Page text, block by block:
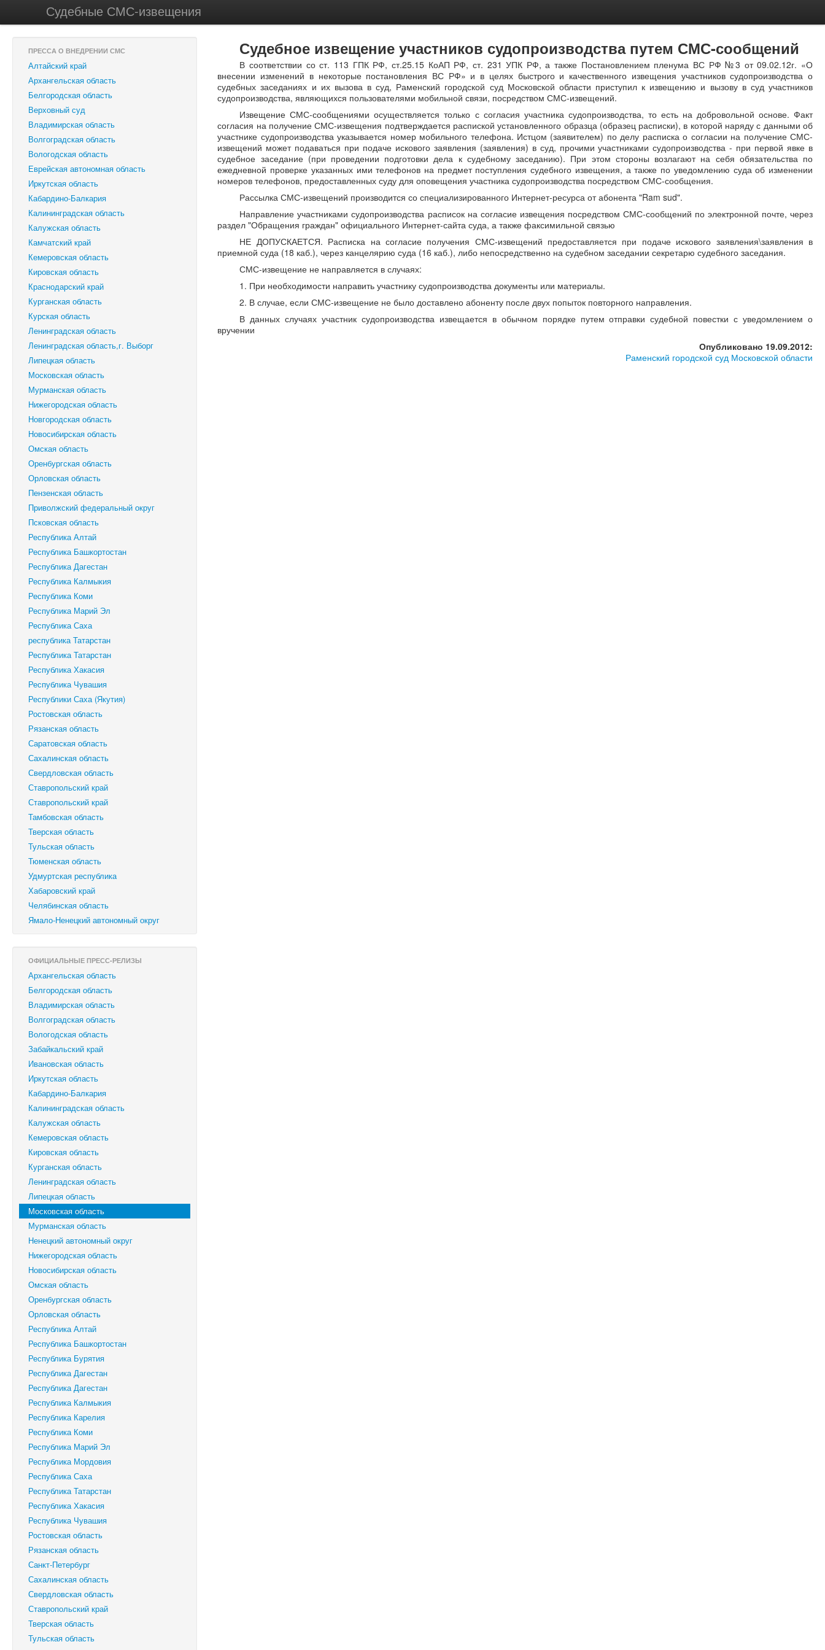
Судебные СМС-извещения
ПРЕССА О ВНЕДРЕНИИ СМС
Алтайский край
Архангельская область
Белгородская область
Верховный суд
Владимирская область
Волгоградская область
Вологодская область
Еврейская автономная область
Иркутская область
Кабардино-Балкария
Калининградская область
Калужская область
Камчатский край
Кемеровская область
Кировская область
Краснодарский край
Курганская область
Курская область
Ленинградская область
Ленинградская область,г. Выборг
Липецкая область
Московская область
Мурманская область
Нижегородская область
Новгородская область
Новосибирская область
Омская область
Оренбургская область
Орловская область
Пензенская область
Приволжский федеральный округ
Псковская область
Республика Алтай
Республика Башкортостан
Республика Дагестан
Республика Калмыкия
Республика Коми
Республика Марий Эл
Республика Саха
республика Татарстан
Республика Татарстан
Республика Хакасия
Республика Чувашия
Республики Саха (Якутия)
Ростовская область
Рязанская область
Саратовская область
Сахалинская область
Свердловская область
Ставропольский край
‎Ставропольский край
Тамбовская область
Тверская область
Тульская область
Тюменская область
Удмуртская республика
Хабаровский край
Челябинская область
Ямало-Ненецкий автономный округ
ОФИЦИАЛЬНЫЕ ПРЕСС-РЕЛИЗЫ
Архангельская область
Белгородская область
Владимирская область
Волгоградская область
Вологодская область
Забайкальский край
Ивановская область
Иркутская область
Кабардино-Балкария
Калининградская область
Калужская область
Кемеровская область
Кировская область
Курганская область
Ленинградская область
Липецкая область
Московская область
Мурманская область
Ненецкий автономный округ
Нижегородская область
Новосибирская область
Омская область
Оренбургская область
Орловская область
Республика Алтай
Республика Башкортостан
Республика Бурятия
Республика Дагестан
Республика Дагестан
Республика Калмыкия
Республика Карелия
Республика Коми
Республика Марий Эл
Республика Мордовия
Республика Саха
Республика Татарстан
Республика Хакасия
Республика Чувашия
Ростовская область
Рязанская область
Санкт-Петербург
Сахалинская область
Свердловская область
Ставропольский край
Тверская область
Тульская область
Судебное извещение участников судопроизводства путем СМС-сообщений
В соответствии со ст. 113 ГПК РФ, ст.25.15 КоАП РФ, ст. 231 УПК РФ, а также Постановлением пленума ВС РФ №3 от 09.02.12г. «О
внесении изменений в некоторые постановления ВС РФ» и в целях быстрого и качественного извещения участников судопроизводства о
судебных заседаниях и их вызова в суд, Раменский городской суд Московской области приступил к извещению и вызову в суд участников
судопроизводства, являющихся пользователями мобильной связи, посредством СМС-извещений.
Извещение СМС-сообщениями осуществляется только с согласия участника судопроизводства, то есть на добровольной основе. Факт
согласия на получение СМС-извещения подтверждается распиской установленного образца (образец расписки), в которой наряду с данными об
участнике судопроизводства указывается номер мобильного телефона. Истцом (заявителем) по делу расписка о согласии на получение СМС-
извещений может подаваться при подаче искового заявления (заявления) в суд, прочими участниками судопроизводства - при первой явке в
судебное заседание (при проведении подготовки дела к судебному заседанию). При этом стороны возлагают на себя обязательства по
ежедневной проверке указанных ими телефонов на предмет поступления судебного извещения, а также по уведомлению суда об изменении
номеров телефонов, предоставленных суду для оповещения участника судопроизводства посредством СМС-сообщения.
Рассылка СМС-извещений производится со специализированного Интернет-ресурса от абонента "Ram sud".
Направление участниками судопроизводства расписок на согласие извещения посредством СМС-сообщений по электронной почте, через
раздел "Обращения граждан" официального Интернет-сайта суда, а также факсимильной связью
НЕ ДОПУСКАЕТСЯ. Расписка на согласие получения СМС-извещений предоставляется при подаче искового заявления\заявления в
приемной суда (18 каб.), через канцелярию суда (16 каб.), либо непосредственно на судебном заседании секретарю судебного заседания.
СМС-извещение не направляется в случаях:
1. При необходимости направить участнику судопроизводства документы или материалы.
2. В случае, если СМС-извещение не было доставлено абоненту после двух попыток повторного направления.
В данных случаях участник судопроизводства извещается в обычном порядке путем отправки судебной повестки с уведомлением о
вручении
Опубликовано 19.09.2012:
Раменский городской суд Московской области